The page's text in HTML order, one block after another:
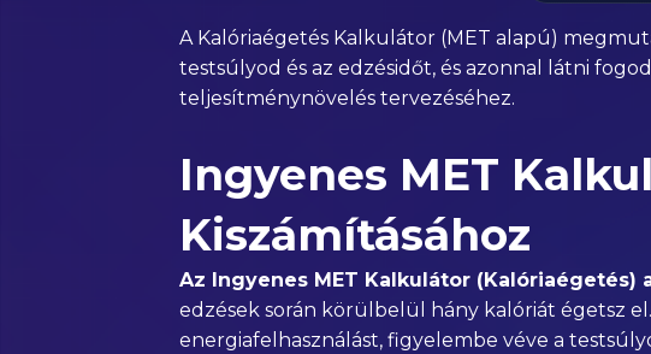
A Kalóriaégetés Kalkulátor (MET alapú)
testsúlyod és az edzésidőt, és azonnal látni
teljesítménynövelés tervezéséhez.
Ingyenes MET
Kiszámításához
Az Ingyenes MET Kalkulátor (Kalóriaégetés)
edzések során körülbelül hány kalóriát égetsz
energiafelhasználást, figyelembe véve a